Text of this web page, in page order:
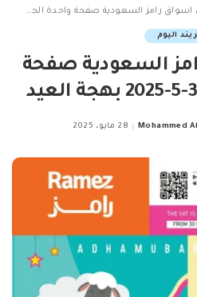
رامز السعودية صفحة واحدة الجمعة 30-5-2025 بهجة العيد
اليوم
السعودية صفحة
Mohammed 28 مايو، 2025